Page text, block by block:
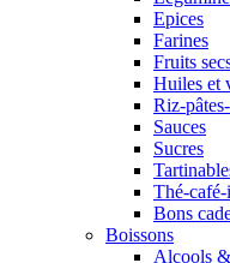
Epices
Farines
Fruits
Huiles et
Riz-
Sauces
Sucres
Thé-
Bons
Boissons
Alcools